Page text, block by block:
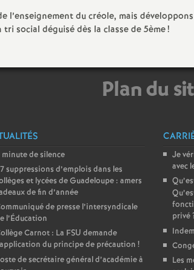
e
n
d
e
S
e
l’enseignement du créole, mais
social déguisé dès la classe de 5ème!
Plan du
minute de silence
suppressions d’emplois dans les
et lycées de Guadeloupe : amers
de fin d’année
de presse l’intersyndicale
l’Éducation
Carnot : La FSU demande
du principe de précaution !
de secrétaire général d’académie à
Je
avec
privé
Les